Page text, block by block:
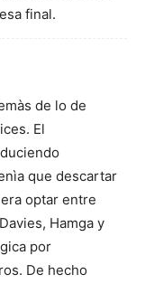
final.
de lo de
El
que descartar
optar entre
Hamga y
por
De hecho